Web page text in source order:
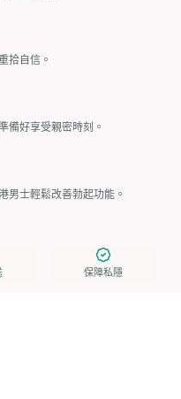
拾自信。
備好享受親密時刻。
男士輕鬆改善勃起功能。
保障私隱